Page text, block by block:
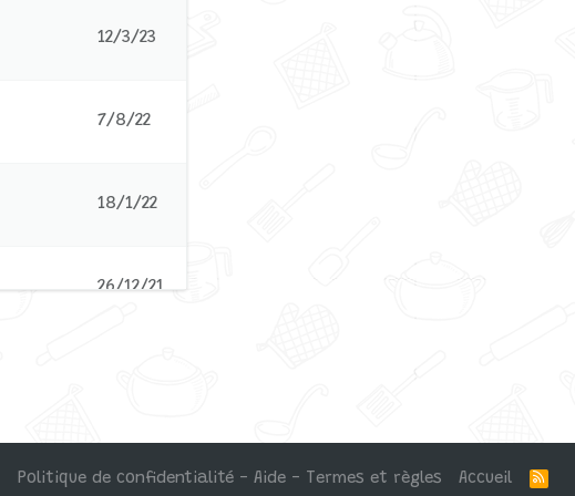
12/3/23
7/8/22
18/1/22
26/12/21
Politique de confidentialité - Aide - Termes et règles Accueil
R